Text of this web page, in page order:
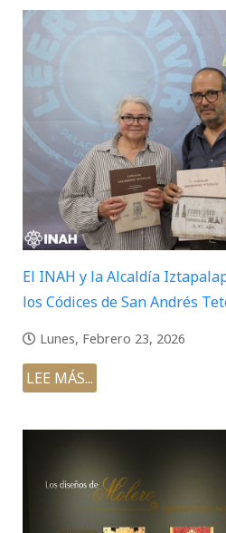
El INAH y la Alcaldía
los Códices de San Andrés
Lunes, Febrero 23, 2026
LEE MÁS...